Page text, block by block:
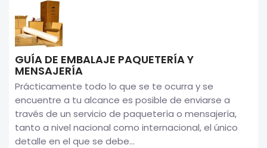
GUÍA DE EMBALAJE PAQUETERÍA Y
MENSAJERÍA
Prácticamente todo lo que se te ocurra y se
encuentre a tu alcance es posible de enviarse a
través de un servicio de paquetería o mensajería,
tanto a nivel nacional como internacional, el único
detalle en el que se debe...